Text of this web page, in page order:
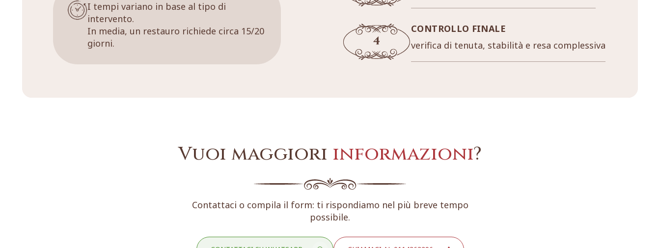
I tempi variano in base al tipo di
intervento.
In media, un restauro richiede circa 15/20
giorni.
CONTROLLO FINALE
verifica di tenuta, stabilità e resa complessiva
Vuoi maggiori informazioni?
Contattaci o compila il form: ti rispondiamo nel più breve tempo
possibile.